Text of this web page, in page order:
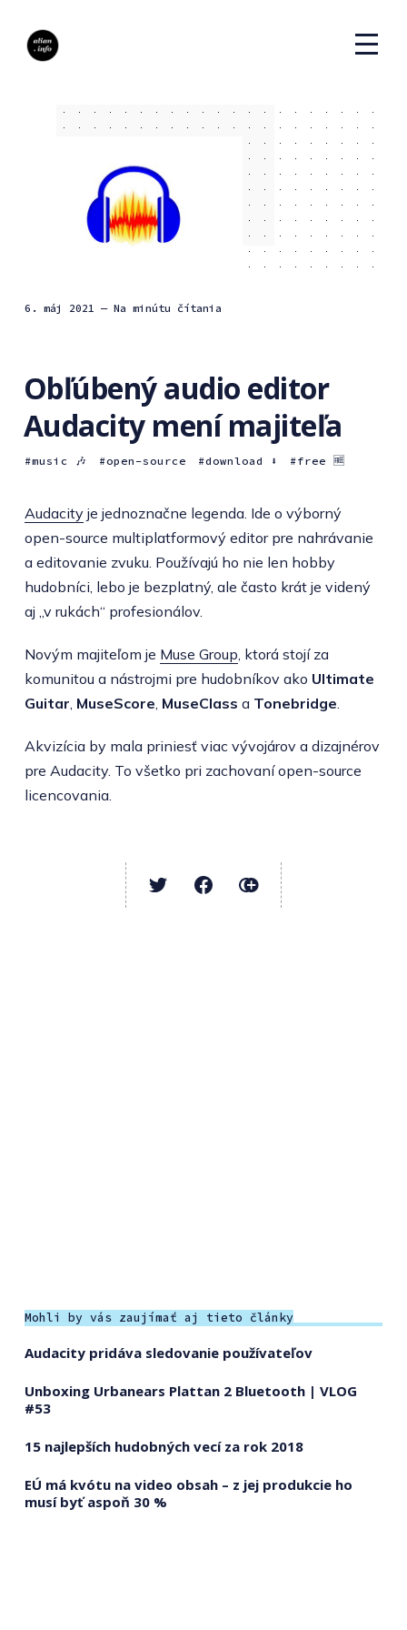
6. máj 2021 — Na minútu čítania
Obľúbený audio editor
Audacity mení majiteľa
music 🎶 open-source download ⬇️ free 🆓
Audacity je jednoznačne legenda. Ide o výborný
open-source multiplatformový editor pre nahrávanie
a editovanie zvuku. Používajú ho nie len hobby
hudobníci, lebo je bezplatný, ale často krát je videný
aj „v rukách“ profesionálov.
Novým majiteľom je Muse Group , ktorá stojí za
komunitou a nástrojmi pre hudobníkov ako Ultimate
Guitar MuseScore MuseClass a Tonebridge
Akvizícia by mala priniesť viac vývojárov a dizajnérov
pre Audacity. To všetko pri zachovaní open-source
licencovania.
Mohli by vás zaujímať aj tieto články
Audacity pridáva sledovanie používateľov
Unboxing Urbanears Plattan 2 Bluetooth | VLOG
#53
15 najlepších hudobných vecí za rok 2018
EÚ má kvótu na video obsah – z jej produkcie ho
musí byť aspoň 30 %